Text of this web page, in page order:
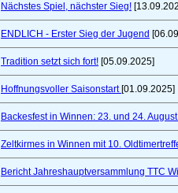
Nächstes Spiel, nächster Sieg!
ENDLICH - Erster Sieg der Jugend
Tradition setzt sich fort! [05.09.2025]
Hoffnungsvoller Saisonstart [01.09.2025]
Backesfest in Winnen: 23. und 24.
Zeltkirmes in Winnen mit 10.
Bericht Jahreshauptversammlung TTC